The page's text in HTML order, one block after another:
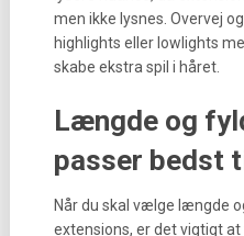
men ikke lysnes. Overvej
highlights eller lowlights
skabe ekstra spil i håret.
Længde og
passer bedst
Når du skal vælge længde
extensions, er det vigtigt